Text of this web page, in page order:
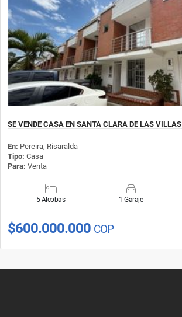
SE VENDE CASA EN SANTA CLARA DE LAS VILLAS
En: Pereira, Risaralda
Tipo: Casa
Para: Venta
5 Alcobas 1 Garaje
$600.000.000 COP